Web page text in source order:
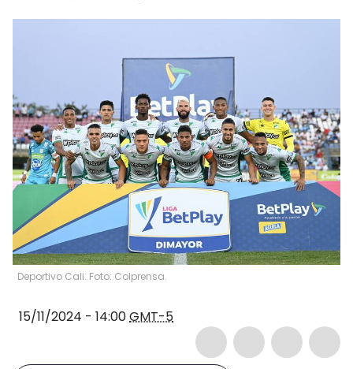
Deportivo Cali. Foto: Colprensa.
15/11/2024 - 14:00GMT-5